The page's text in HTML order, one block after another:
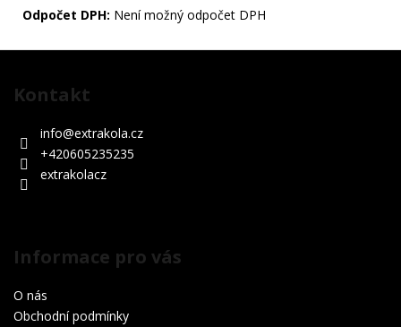
Odpočet DPH: Není možný odpočet DPH
Kontakt
info@extrakola.cz
+420605235235
extrakolacz
Informace pro vás
O nás
Obchodní podmínky